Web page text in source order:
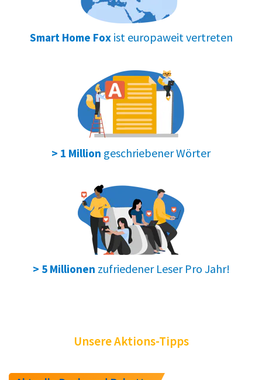
Smart Home Foxist europaweit vertreten
> 1 Million geschriebener Wörter
> 5 Millionen zufriedener Leser Pro Jahr!
Unsere Aktions-Tipps